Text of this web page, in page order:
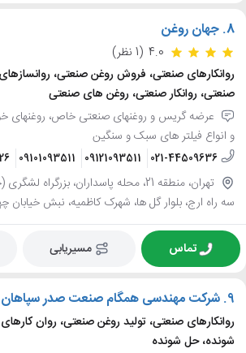
8. جهان روغن
4.0 (1 نظر)
روانکارهای صنعتی، فروش روغن صنعتی، روانسازهای
صنعتی، روانکار صنعتی، روغن های صنعتی
عرضه گریس و روغنهای صنعتی خاص، روغنهای
و انواع فیلتر های سبک و سنگین
021-44509636
09121093511
09101093511
تهران، منطقه 21، محله پاسداران،
سه راه ارج، بلوار گل ها، شهرک کاظمیه، نبش خیابان
تماس مسیریابی
9. شرکت مهندسی همگام صنعت صدر سپاهان
روانکارهای صنعتی، تولید روغن صنعتی، روان
شونده، حل شونده